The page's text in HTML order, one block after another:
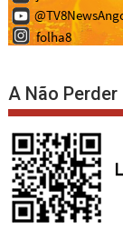
A Não Perder